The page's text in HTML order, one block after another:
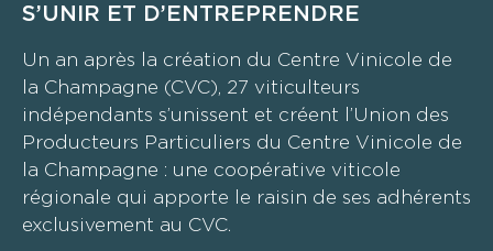
S’UNIR ET D’ENTREPRENDRE
Un an après la création du Centre Vinicole de
la Champagne (CVC), 27 viticulteurs
indépendants s’unissent et créent l’Union des
Producteurs Particuliers du Centre Vinicole de
la Champagne : une coopérative viticole
régionale qui apporte le raisin de ses adhérents
exclusivement au CVC.